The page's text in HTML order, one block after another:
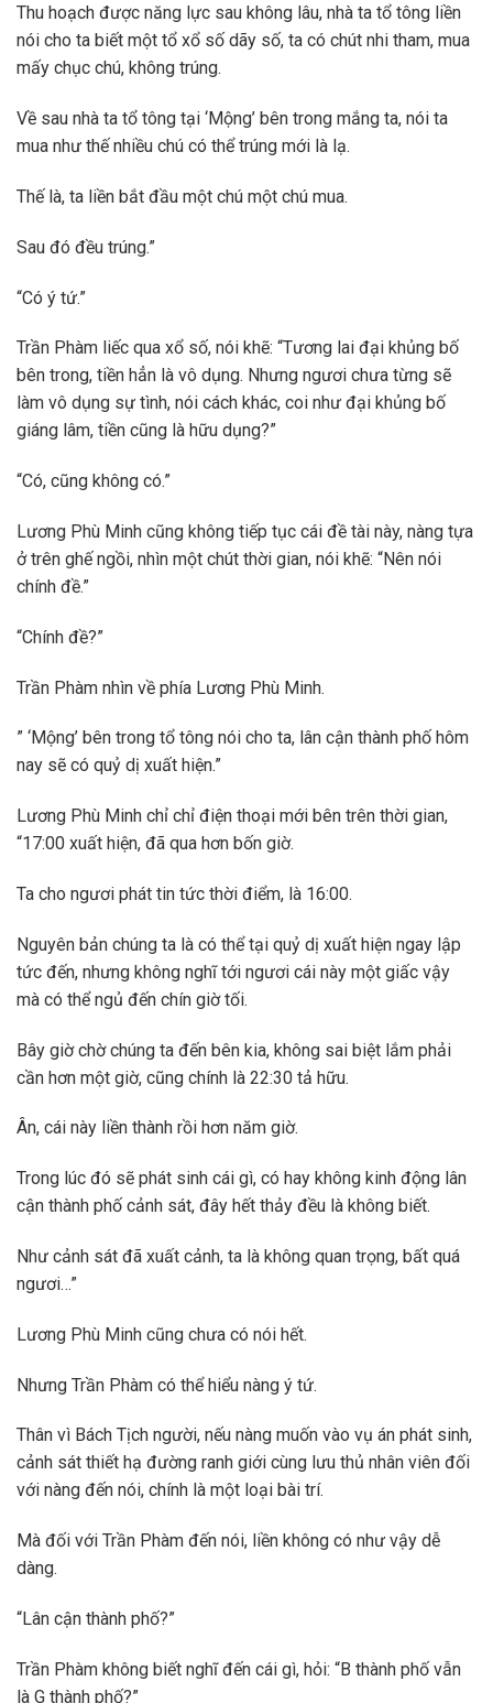
Thu hoạch được năng lực sau không lâu, nhà ta tổ tông liền
nói cho ta biết một tổ xổ số dãy số, ta có chút nhi tham, mua
mấy chục chú, không trúng.
Về sau nhà ta tổ tông tại ‘Mộng’ bên trong mắng ta, nói ta
mua như thế nhiều chú có thể trúng mới là lạ.
Thế là, ta liền bắt đầu một chú một chú mua.
Sau đó đều trúng.”
“Có ý tứ.”
Trần Phàm liếc qua xổ số, nói khẽ: “Tương lai đại khủng bố
bên trong, tiền hẳn là vô dụng. Nhưng ngươi chưa từng sẽ
làm vô dụng sự tình, nói cách khác, coi như đại khủng bố
giáng lâm, tiền cũng là hữu dụng?”
“Có, cũng không có.”
Lương Phù Minh cũng không tiếp tục cái đề tài này, nàng tựa
ở trên ghế ngồi, nhìn một chút thời gian, nói khẽ: “Nên nói
chính đề.”
“Chính đề?”
Trần Phàm nhìn về phía Lương Phù Minh.
” ‘Mộng’ bên trong tổ tông nói cho ta, lân cận thành phố hôm
nay sẽ có quỷ dị xuất hiện.”
Lương Phù Minh chỉ chỉ điện thoại mới bên trên thời gian,
“17:00 xuất hiện, đã qua hơn bốn giờ.
Ta cho ngươi phát tin tức thời điểm, là 16:00.
Nguyên bản chúng ta là có thể tại quỷ dị xuất hiện ngay lập
tức đến, nhưng không nghĩ tới ngươi cái này một giấc vậy
mà có thể ngủ đến chín giờ tối.
Bây giờ chờ chúng ta đến bên kia, không sai biệt lắm phải
cần hơn một giờ, cũng chính là 22:30 tả hữu.
Ân, cái này liền thành rồi hơn năm giờ.
Trong lúc đó sẽ phát sinh cái gì, có hay không kinh động lân
cận thành phố cảnh sát, đây hết thảy đều là không biết.
Như cảnh sát đã xuất cảnh, ta là không quan trọng, bất quá
ngươi…”
Lương Phù Minh cũng chưa có nói hết.
Nhưng Trần Phàm có thể hiểu nàng ý tứ.
Thân vì Bách Tịch người, nếu nàng muốn vào vụ án phát sinh,
cảnh sát thiết hạ đường ranh giới cùng lưu thủ nhân viên đối
với nàng đến nói, chính là một loại bài trí.
Mà đối với Trần Phàm đến nói, liền không có như vậy dễ
dàng.
“Lân cận thành phố?”
Trần Phàm không biết nghĩ đến cái gì, hỏi: “B thành phố vẫn
là G thành phố?”